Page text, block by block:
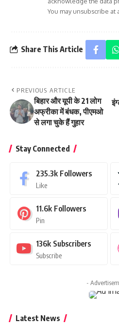
You may unsubscribe at
Share This Article
PREVIOUS ARTICLE
बिहार और यूपी के 21 लोग
अफ्रीका में बंधक, पीएमओ
से लगा चुके हैं गुहार
Stay Connected
235.3k Followers
Like
11.6k Followers
Pin
136k Subscribers
Subscribe
-
Latest News